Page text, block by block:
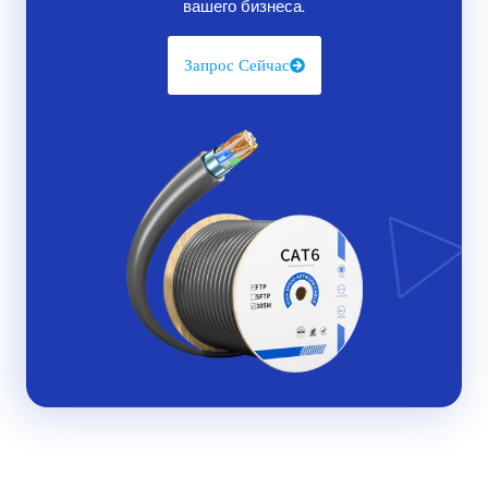
улучшают производительность вашей сети? В этом
руководстве мы подробно рассмотрим все, что вам
нужно знать об инструментах для прокладки кабелей,
включая их преимущества, способы выбора правильных
Что Такое Инструменты Для Прокладки
Инструменты для прокладки кабелей
— это
специализированные инструменты, используемые для
установки, обслуживания и ремонта сетевых кабелей.
Эти инструменты гарантируют правильную заделку
кабелей, надежное соединение и проверку
производительности. Думайте о них как о необходимом
вашего бизнеса.
Запрос Сейчас